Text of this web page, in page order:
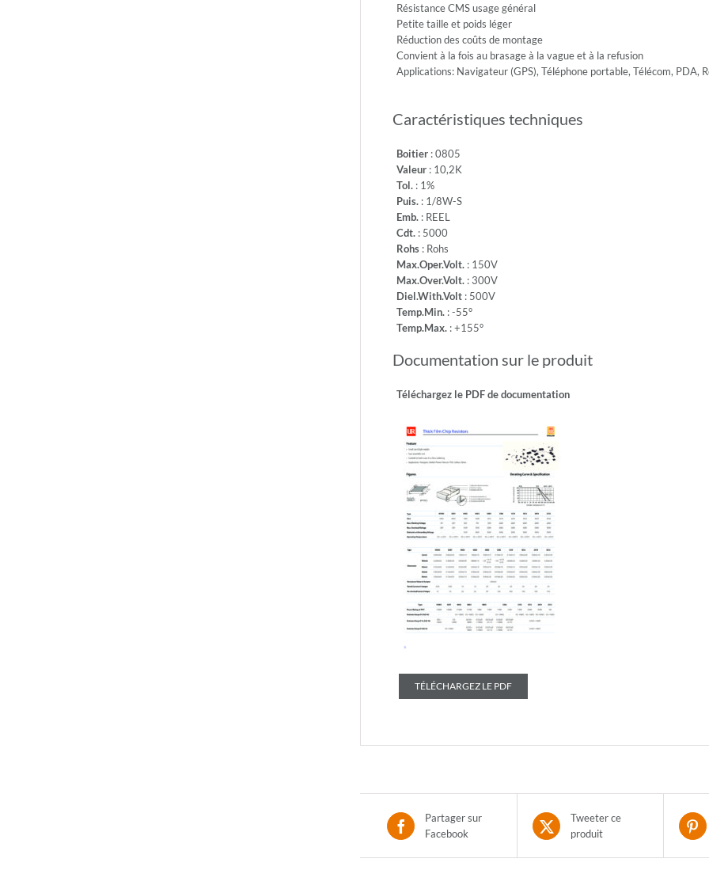
300V
Résistance CMS usage général
Petite taille et poids léger
Réduction des coûts de montage
Convient à la fois au brasage à la vague et à la refusion
Applications: Navigateur (GPS), Téléphone portable, Télécom, PDA,
Caractéristiques techniques
Boitier : 0805
Valeur : 10,2K
Tol. : 1%
Puis. : 1/8W-S
Emb. : REEL
Cdt. : 5000
Rohs : Rohs
Max.Oper.Volt. : 150V
Max.Over.Volt. : 300V
Diel.With.Volt : 500V
Temp.Min. : -55°
Temp.Max. : +155°
Documentation sur le produit
Téléchargez le PDF de documentation
TÉLÉCHARGEZ LE PDF
Partager sur
Facebook
Tweeter ce
produit